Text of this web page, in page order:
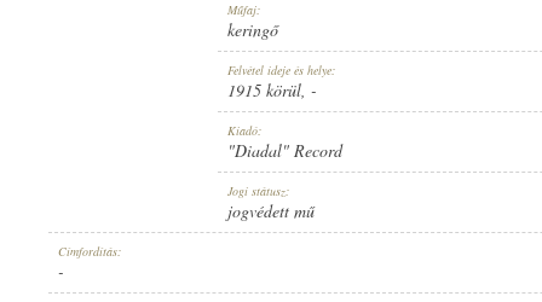
BRODY ISTVÁN,LÁSZLÓ VIKTOR
Műfaj:
keringő
Felvétel ideje és helye:
1915 körül, -
Kiadó:
"Diadal" Record
Jogi státusz:
jogvédett mű
Címfordítás:
-